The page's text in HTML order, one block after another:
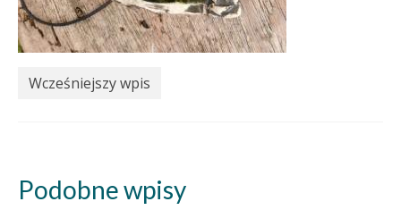
Wcześniejszy wpis
Podobne wpisy